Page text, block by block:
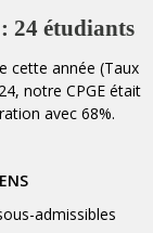
24 étudiants
cette année (Taux
notre CPGE était
avec 68%.
admissibles